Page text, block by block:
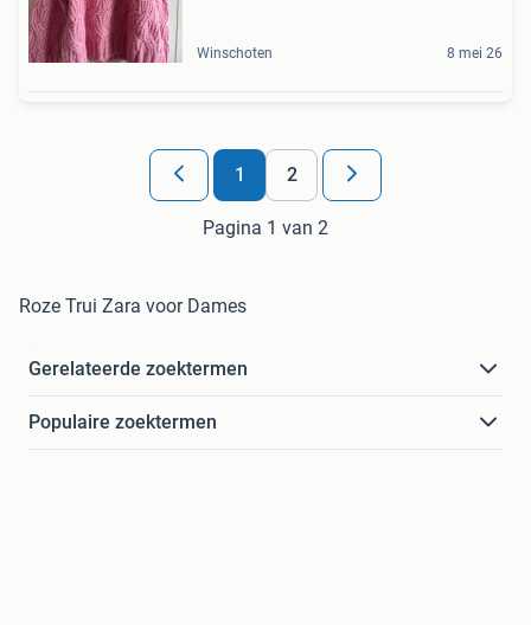
Winschoten 8 mei 26
1 2
Pagina 1 van 2
Roze Trui Zara voor Dames
Gerelateerde zoektermen
Populaire zoektermen